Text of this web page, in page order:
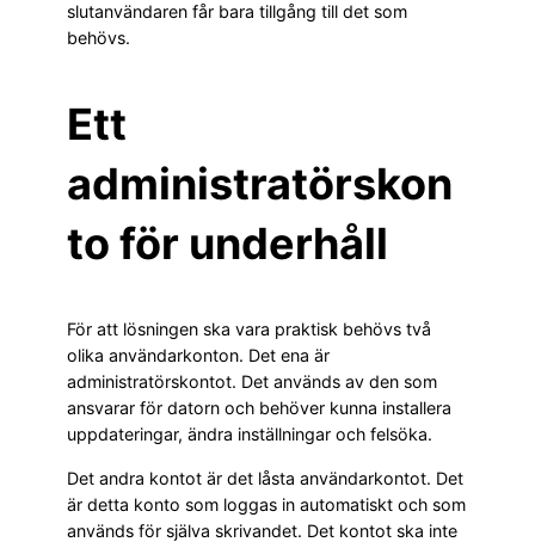
slutanvändaren får bara tillgång till det som
behövs.
Ett
administratörskon
to för underhåll
För att lösningen ska vara praktisk behövs två
olika användarkonton. Det ena är
administratörskontot. Det används av den som
ansvarar för datorn och behöver kunna installera
uppdateringar, ändra inställningar och felsöka.
Det andra kontot är det låsta användarkontot. Det
är detta konto som loggas in automatiskt och som
används för själva skrivandet. Det kontot ska inte